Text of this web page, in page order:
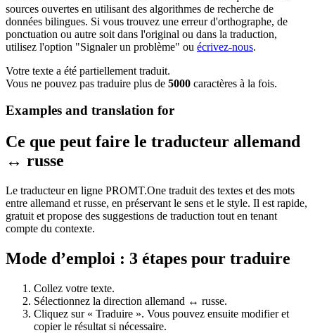
sources ouvertes en utilisant des algorithmes de recherche de
données bilingues. Si vous trouvez une erreur d'orthographe, de
ponctuation ou autre soit dans l'original ou dans la traduction,
utilisez l'option "Signaler un problème" ou écrivez-nous.
Votre texte a été partiellement traduit.
Vous ne pouvez pas traduire plus de 5000 caractères à la fois.
Examples and translation for
Ce que peut faire le traducteur allemand
↔ russe
Le traducteur en ligne PROMT.One traduit des textes et des mots
entre allemand et russe, en préservant le sens et le style. Il est rapide,
gratuit et propose des suggestions de traduction tout en tenant
compte du contexte.
Mode d’emploi : 3 étapes pour traduire
Collez votre texte.
Sélectionnez la direction allemand ↔ russe.
Cliquez sur « Traduire ». Vous pouvez ensuite modifier et
copier le résultat si nécessaire.